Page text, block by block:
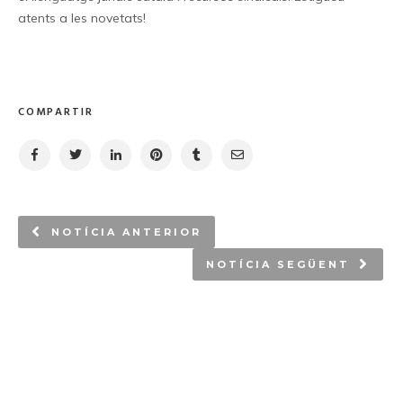
atents a les novetats!
COMPARTIR
NOTÍCIA ANTERIOR
NOTÍCIA SEGÜENT